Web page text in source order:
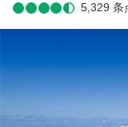
5,329 条